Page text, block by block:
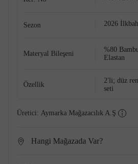
Sezon 2026
Materyal Bileşeni
%80
Elastan
Özellik
2'li; düz
seti
Üretici: Aymarka Mağazacılık A.Ş
Hangi Mağazada Var?